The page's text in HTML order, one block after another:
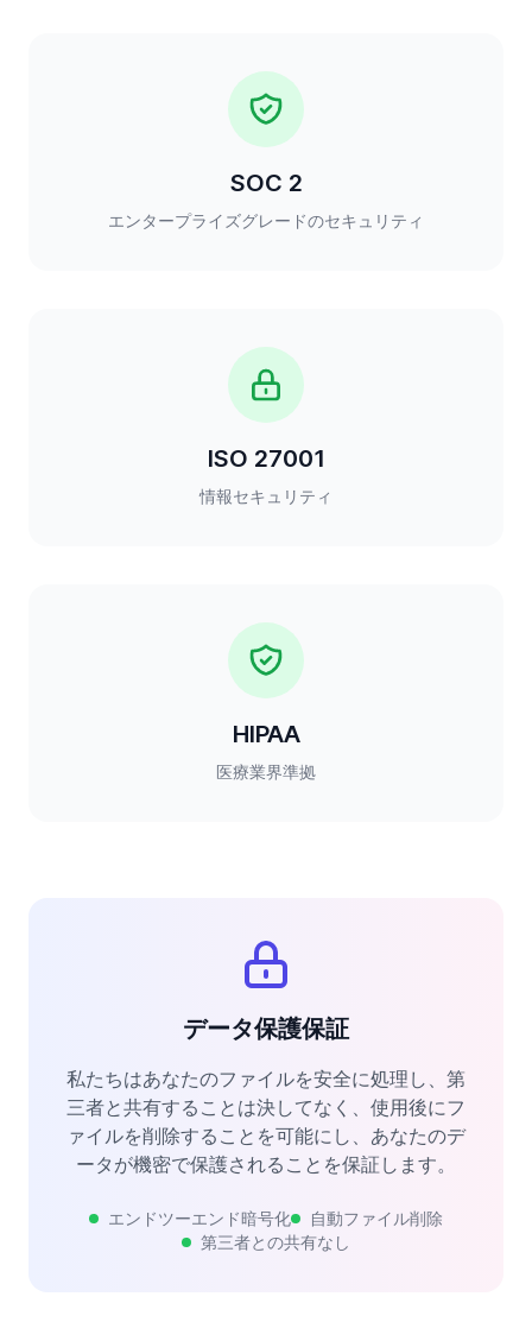
SOC 2
エンタープライズグレードのセキュリティ
ISO 27001
情報セキュリティ
HIPAA
医療業界準拠
データ保護保証
私たちはあなたのファイルを安全に処理し、第
三者と共有することは決してなく、使用後にフ
ァイルを削除することを可能にし、あなたのデ
ータが機密で保護されることを保証します。
エンドツーエンド暗号化
自動ファイル削除
第三者との共有なし